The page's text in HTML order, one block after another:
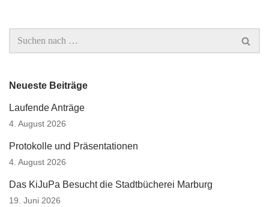
Neueste Beiträge
Laufende Anträge
4. August 2026
Protokolle und Präsentationen
4. August 2026
Das KiJuPa Besucht die Stadtbücherei Marburg
19. Juni 2026